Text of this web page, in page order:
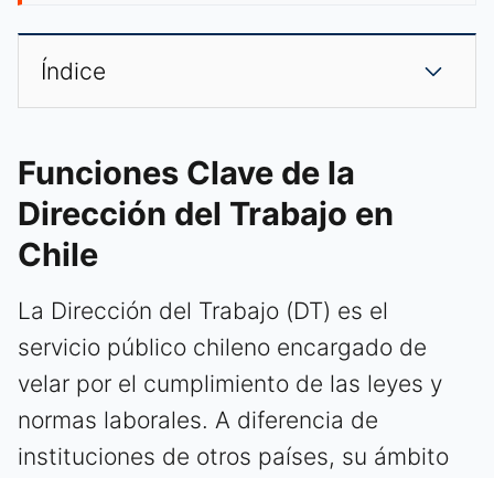
Índice
Funciones Clave de la
Dirección del Trabajo en
Chile
La Dirección del Trabajo (DT) es el
servicio público chileno encargado de
velar por el cumplimiento de las leyes y
normas laborales. A diferencia de
instituciones de otros países, su ámbito